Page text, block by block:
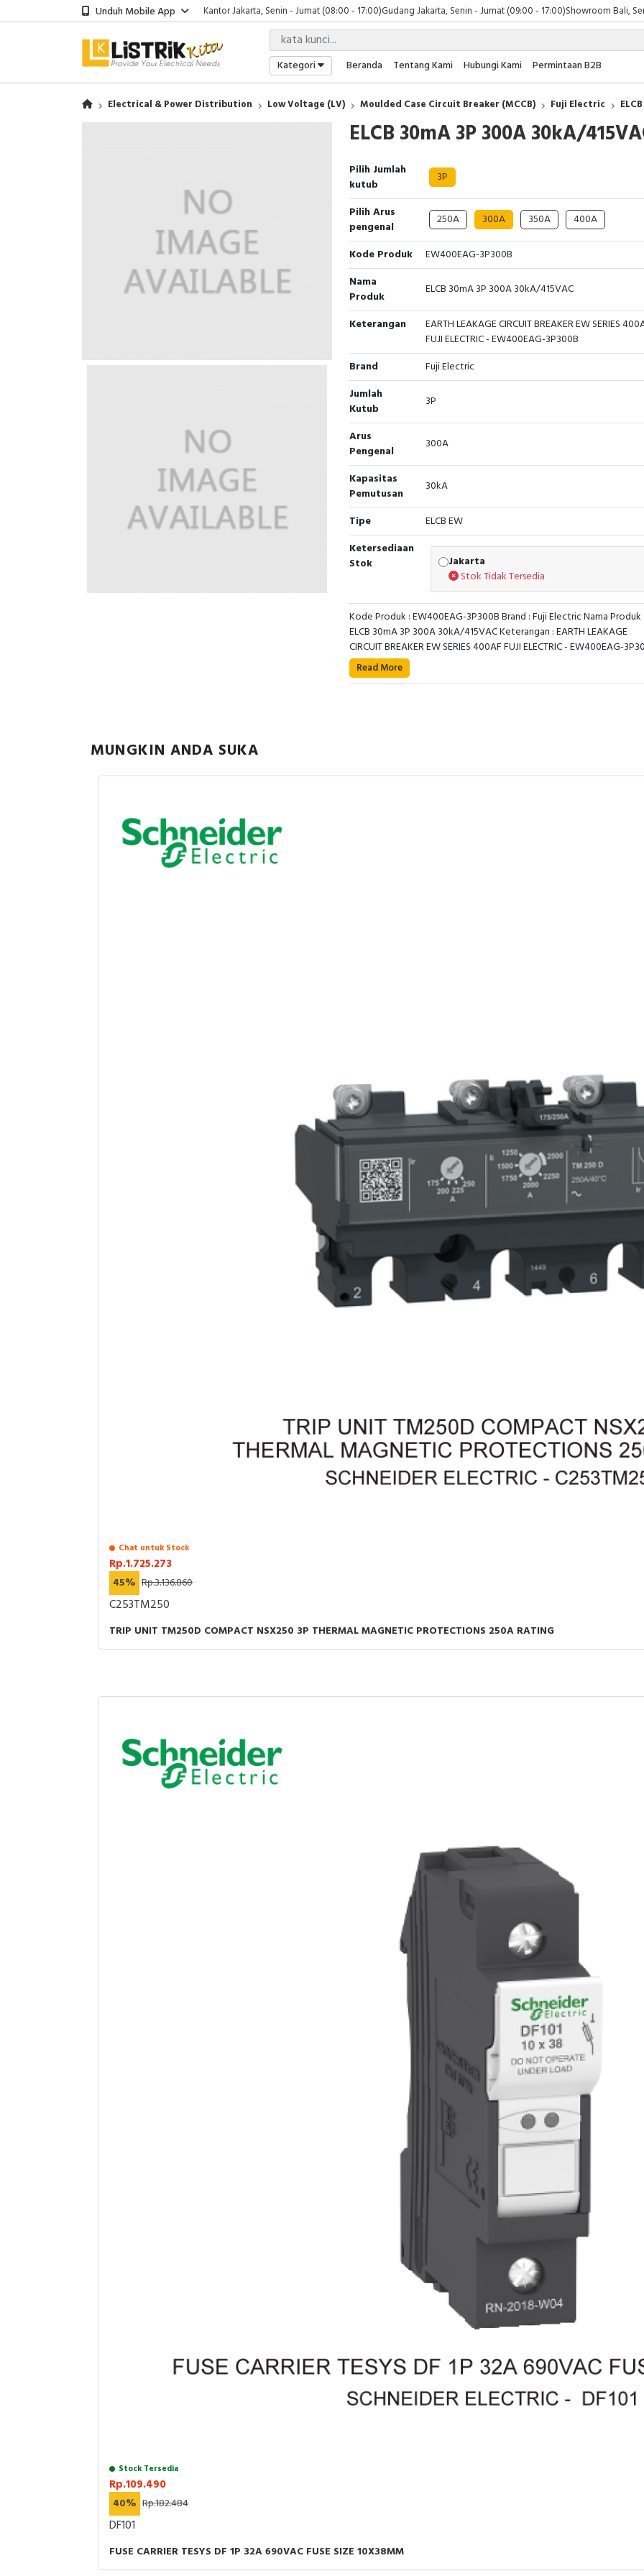
Unduh Mobile App Kantor Jakarta, Senin - Jumat (08:00 - 17:00)Gudang Jakarta, Senin - Jumat (09:00 - 17:00)Showroom Bali,
Kategori Beranda Tentang Kami Hubungi Kami Permintaan B2B
Electrical & Power Distribution Low Voltage (LV) Moulded Case Circuit Breaker (MCCB) Fuji Electric
ELCB 30mA 3P 300A 30kA/
Pilih Jumlah
kutub
3P
Pilih Arus
pengenal
250A 300A 350A 400A
Kode Produk
EW400EAG-3P300B
Nama
Produk
ELCB 30mA 3P 300A 30kA/415VAC
Keterangan
EARTH LEAKAGE CIRCUIT BREAKER EW SERIES
FUJI ELECTRIC - EW400EAG-3P300B
Brand
Fuji Electric
Jumlah
Kutub
3P
Arus
Pengenal
300A
Kapasitas
Pemutusan
30kA
Tipe
ELCB EW
Ketersediaan
Stok
Jakarta
Stok Tidak Tersedia
Kode Produk : EW400EAG-3P300B Brand : Fuji Electric Nama Produk
ELCB 30mA 3P 300A 30kA/415VAC Keterangan : EARTH LEAKAGE
CIRCUIT BREAKER EW SERIES 400AF FUJI ELECTRIC - EW400EAG-
Read More
MUNGKIN ANDA SUKA
Chat untuk Stock
Rp.1.725.273
45% Rp.3.136.860
C253TM250
TRIP UNIT TM250D COMPACT NSX250 3P THERMAL MAGNETIC PROTECTIONS 250A RATING
Stock Tersedia
Rp.109.490
40% Rp.182.484
DF101
FUSE CARRIER TESYS DF 1P 32A 690VAC FUSE SIZE 10X38MM